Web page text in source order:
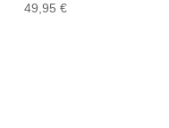
49,95€